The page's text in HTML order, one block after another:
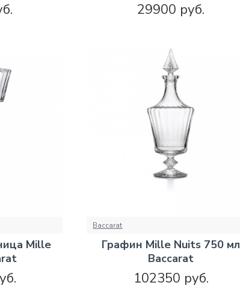
29900 руб.
Mille
Baccarat
Графин Mille Nuits 750 мл
Baccarat
102350 руб.